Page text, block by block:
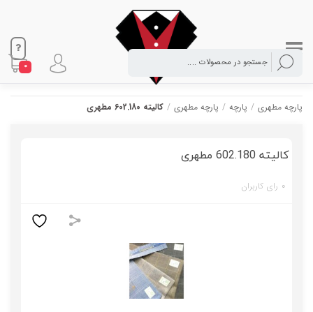
0
پارچه مطهری / پارچه / پارچه مطهری / کالیته 602.180 مطهری
کالیته 602.180 مطهری
0 رای کاربران